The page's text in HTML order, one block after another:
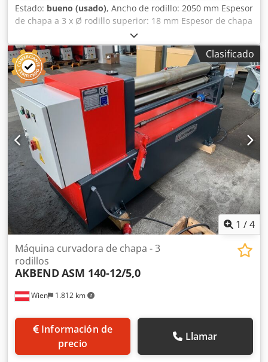
Estado: bueno (usado), Ancho de rodillo: 2050 mm Espesor
de chapa a 3 x Ø rodillo superior: 18 mm Espesor de chapa
a 5 x Ø rodillo superior: 21 mm Espesor de chapa en
precurvado: 12 mm Ø rodillo superior: 280 mm Ø rodillo
lateral: 260 mm Número de rodillos: 3 Crodpfx Ajwtpgtsb
Rsf Velocidad de curvado: 0-5 Ajuste de rodillo inferior: 0-
150 mm/min Ajuste de rodillo lateral: 0-150 mm/min Apoyo
superior: sí Potencia: 12 kW Longitud: 3000 mm Ancho:
1500 mm Altura: 1600 mm Peso: 5200 kg
Clasificado
1 /4
Wien 1.812 km
Máquina curvadora de chapa - 3
rodillos
AKBENDASM 140-12/5,0
Información de
precio
Llamar